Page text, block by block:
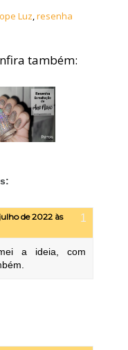
Luz,resenha
também:
de 2022 às
a ideia, com